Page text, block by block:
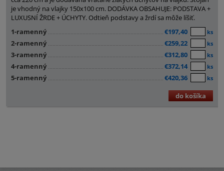
je vhodný na vlajky 150x100 cm. DODÁVKA OBSAHUJE: PODSTAVA +
LUXUSNÍ ŽRDE + ÚCHYTY. Odtieň podstavy a žrdí sa môže líšiť.
1-ramenný
€197,40 ks
2-ramenný €259,22 ks
3-ramenný €312,80 ks
4-ramenný €372,14 ks
5-ramenný €420,36 ks
do košíka